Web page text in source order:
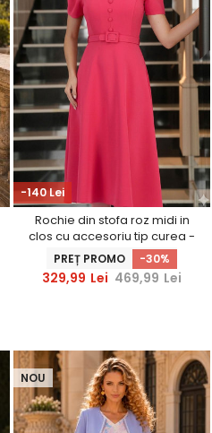
-140 Lei
Rochie din stofa roz midi in
clos cu accesoriu tip curea -
StarShinerS
PREȚ PROMO -30%
329,99 Lei 469,99 Lei
NOU